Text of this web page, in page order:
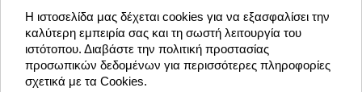
Blog
Join the Party!
Η ιστοσελίδα μας δέχεται cookies για να εξασφαλίσει την
καλύτερη εμπειρία σας και τη σωστή λειτουργία του
ιστότοπου. Διαβάστε την πολιτική προστασίας
προσωπικών δεδομένων για περισσότερες πληροφορίες
σχετικά με τα Cookies.